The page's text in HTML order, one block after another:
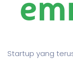
Startup yang